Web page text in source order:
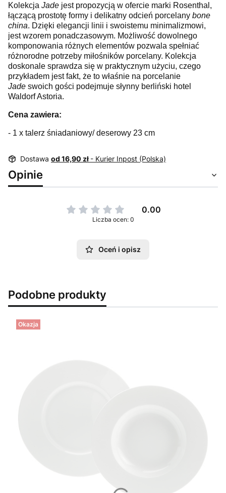
Kolekcja Jade jest propozycją w ofercie marki Rosenthal,
łączącą prostotę formy i delikatny odcień porcelany bone
china. Dzięki elegancji linii i swoistemu minimalizmowi,
jest wzorem ponadczasowym. Możliwość dowolnego
komponowania różnych elementów pozwala spełniać
różnorodne potrzeby miłośników porcelany. Kolekcja
doskonale sprawdza się w praktycznym użyciu, czego
przykładem jest fakt, że to właśnie na porcelanie
Jade swoich gości podejmuje słynny berliński hotel
Waldorf Astoria.
Cena zawiera:
- 1 x talerz śniadaniowy/ deserowy 23 cm
Dostawa od 16,90 zł - Kurier Inpost (Polska)
Opinie
0.00
Liczba ocen: 0
Oceń i opisz
Podobne produkty
Okazja